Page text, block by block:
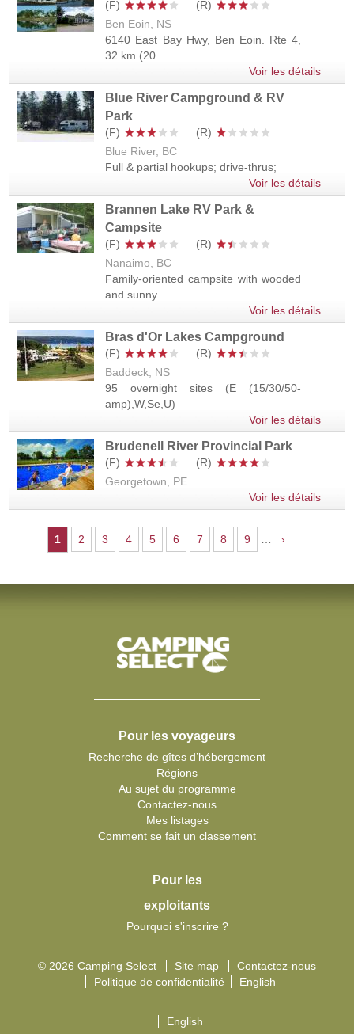
Ben Eoin, NS
6140 East Bay Hwy, Ben Eoin. Rte 4,
32 km (20
Voir les détails
Blue River Campground & RV
Park
Blue River, BC
Full & partial hookups; drive-thrus;
Voir les détails
Brannen Lake RV Park &
Campsite
Nanaimo, BC
Family-oriented campsite with wooded
and sunny
Voir les détails
Bras d'Or Lakes Campground
Baddeck, NS
95 overnight sites (E (15/30/50-
amp),W,Se,U)
Voir les détails
Brudenell River Provincial Park
Georgetown, PE
Voir les détails
1 2 3 4 5 6 7 8 9 ›
Pour les voyageurs
Recherche de gîtes d’hébergement
Régions
Au sujet du programme
Contactez-nous
Mes listages
Comment se fait un classement
Pour les
exploitants
Pourquoi s'inscrire ?
© 2026 Camping Select Site map
Contactez-nous
Politique de confidentialité
English
English